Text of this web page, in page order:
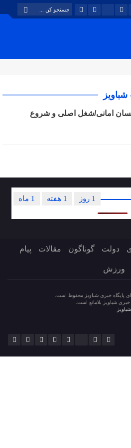
امانی/شغل اصلی و شروع
1 ماه 1 هفته 1 روز
دولت گوناگون مقالات پیام
ورزش
پایگاه خبری شباویز محفوظ است.
شباویز بلامانع است.